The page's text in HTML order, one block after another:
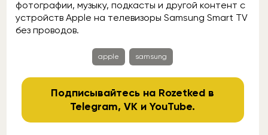
фотографии, музыку, подкасты и другой контент с
устройств Apple на телевизоры Samsung Smart TV
без проводов.
apple samsung
Подписывайтесь на Rozetked в
Telegram,VK иYouTube.